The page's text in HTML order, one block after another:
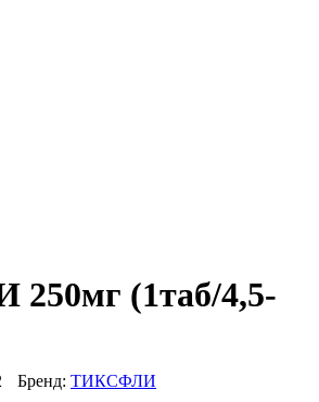
(1таб/4,5-
Бренд: ТИКСФЛИ